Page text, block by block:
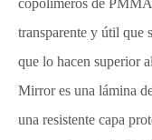
copolímeros de
transparente y útil que
que lo hacen superior
Mirror es una lámina
una resistente capa